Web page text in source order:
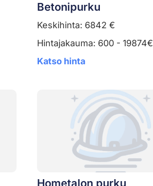
Betonipurku
Keskihinta: 6842 €
Hintajakauma: 600 - 19874€
Katso hinta
Hometalon purku